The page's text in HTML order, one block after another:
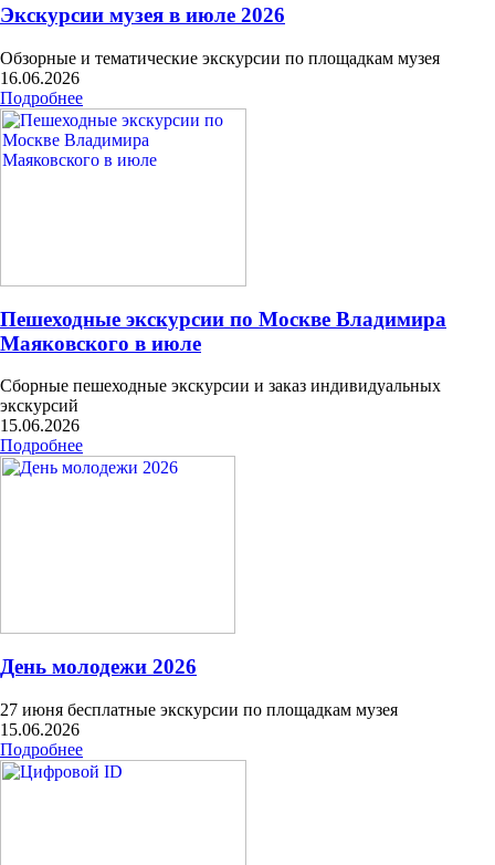
Экскурсии музея в июле 2026
Обзорные и тематические экскурсии по площадкам музея
16.06.2026
Подробнее
Пешеходные экскурсии по Москве Владимира
Маяковского в июле
Сборные пешеходные экскурсии и заказ индивидуальных
экскурсий
15.06.2026
Подробнее
День молодежи 2026
27 июня бесплатные экскурсии по площадкам музея
15.06.2026
Подробнее